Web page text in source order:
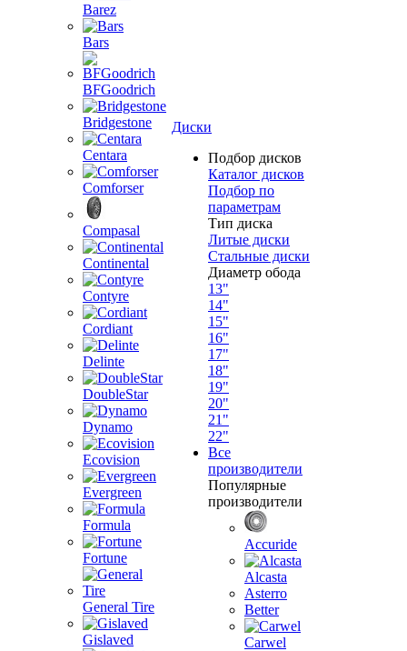
Barez
Bars
BFGoodrich
Bridgestone
Centara
Comforser
Compasal
Continental
Contyre
Cordiant
Delinte
DoubleStar
Dynamo
Ecovision
Evergreen
Formula
Fortune
General Tire
Gislaved
Диски
Подбор дисков
Каталог дисков
Подбор по
параметрам
Тип диска
Литые диски
Стальные диски
Диаметр обода
13"
14"
15"
16"
17"
18"
19"
20"
21"
22"
Все
производители
Популярные
производители
Accuride
Alcasta
Asterro
Better
Carwel